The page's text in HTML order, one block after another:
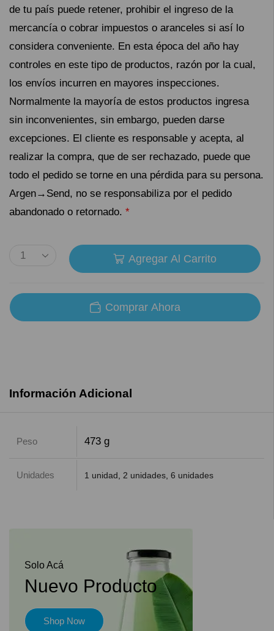
de tu país puede retener, prohibir el ingreso de la
mercancía o cobrar impuestos o aranceles si así lo
considera conveniente. En esta época del año hay
controles en este tipo de productos, razón por la cual,
los envíos incurren en mayores inspecciones.
Normalmente la mayoría de estos productos ingresa
sin inconvenientes, sin embargo, pueden darse
excepciones. El cliente es responsable y acepta, al
realizar la compra, que de ser rechazado, puede que
todo el pedido se torne en una pérdida para su persona.
Argen→Send, no se responsabiliza por el pedido
abandonado o retornado. *
Agregar Al Carrito
Comprar Ahora
Información Adicional
Peso 473 g
Unidades 1 unidad 2 unidades 6 unidades
Solo Acá
Nuevo Producto
Shop Now